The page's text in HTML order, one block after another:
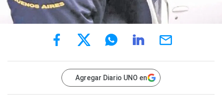
Agregar Diario UNO en